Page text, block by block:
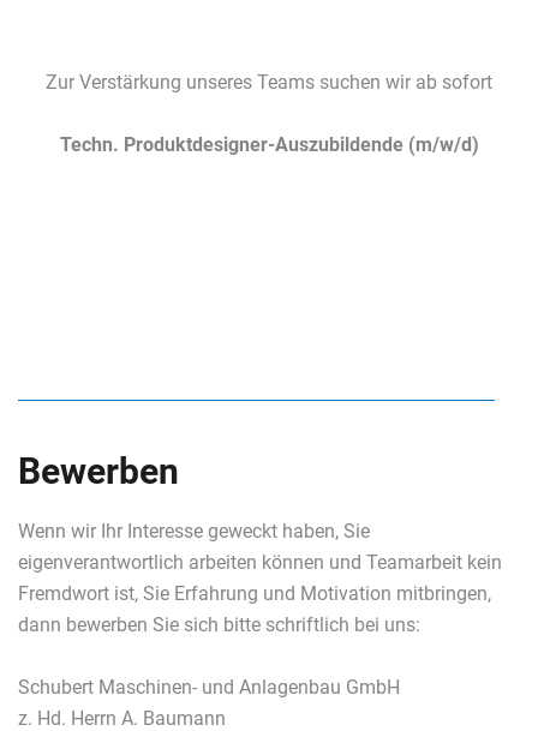
Zur Verstärkung unseres Teams suchen wir ab sofort
Techn. Produktdesigner-Auszubildende (m/w/d)
Bewerben
Wenn wir Ihr Interesse geweckt haben, Sie
eigenverantwortlich arbeiten können und Teamarbeit kein
Fremdwort ist, Sie Erfahrung und Motivation mitbringen,
dann bewerben Sie sich bitte schriftlich bei uns:
Schubert Maschinen- und Anlagenbau GmbH
z. Hd. Herrn A. Baumann